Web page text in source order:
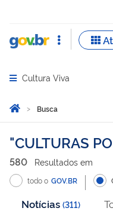
Abrir menu principal
Cultura Viva
Você está aqui:
Página Inicial
Busca
Busca
CULTURAS
580 Resultados em
todo o GOV.BR
Notícias (311)